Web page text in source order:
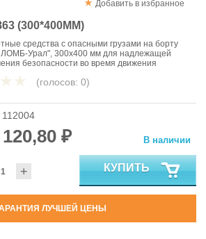
Добавить в избранное
(300*400ММ)
средства с опасными грузами на борту
Урал", 300x400 мм для надлежащей
безопасности во время движения
(голосов: 0)
112004
120,80 ₽
+
В наличии
КУПИТЬ
ЛУЧШЕЙ ЦЕНЫ